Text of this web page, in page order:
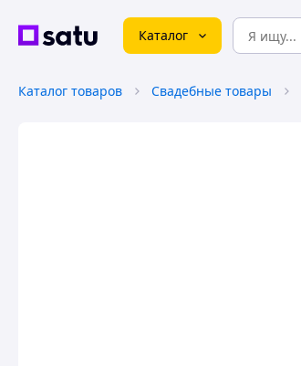
Каталог
Каталог товаров Свадебные товары